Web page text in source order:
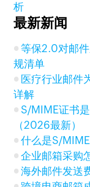
析
最新新闻
等保2.0对邮
规清单
医疗行业邮件
详解
S/MIME证书
（2026最新）
什么是S/
企业邮箱采购
海外邮件发送